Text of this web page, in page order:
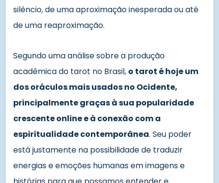
silêncio, de uma aproximação inesperada ou até
de uma reaproximação.
Segundo uma análise sobre a produção
acadêmica do tarot no Brasil, o tarot é hoje um
dos oráculos mais usados no Ocidente,
principalmente graças à sua popularidade
crescente online e à conexão com a
espiritualidade contemporânea. Seu poder
está justamente na possibilidade de traduzir
energias e emoções humanas em imagens e